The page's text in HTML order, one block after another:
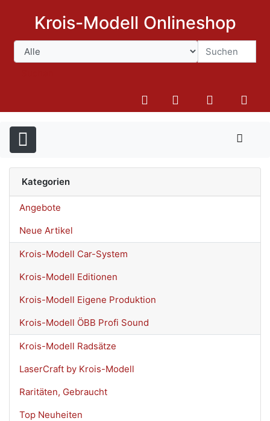
Krois-Modell Onlineshop
Kategorien
Angebote
Neue Artikel
Krois-Modell Car-System
Krois-Modell Editionen
Krois-Modell Eigene Produktion
Krois-Modell ÖBB Profi Sound
Krois-Modell Radsätze
LaserCraft by Krois-Modell
Raritäten, Gebraucht
Top Neuheiten